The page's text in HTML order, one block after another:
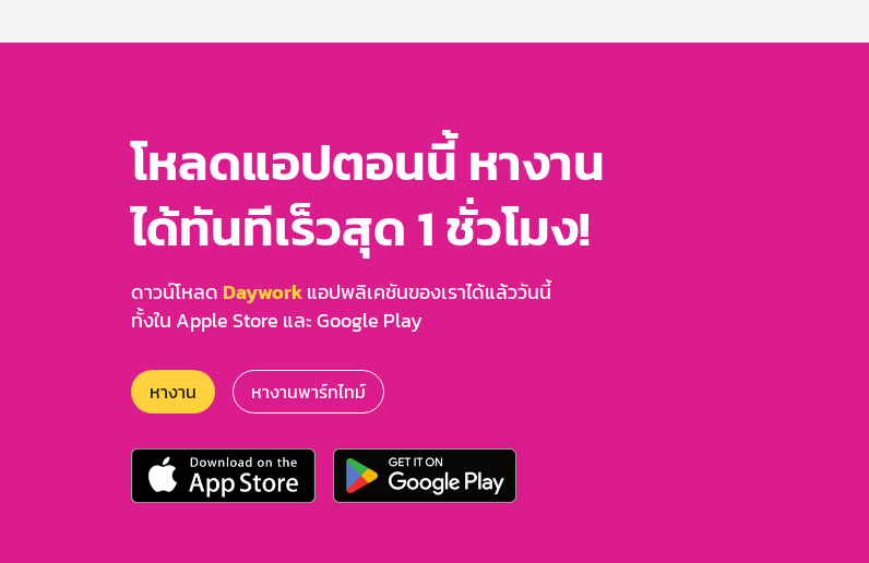
โหลดแอปตอนนี้ หางาน
ได้ทันทีเร็วสุด 1 ชั่วโมง!
ดาวน์โหลด Dayworkแอปพลิเคชันของเราได้แล้ววันนี้
ทั้งใน Apple Store และ Google Play
หางาน หางานพาร์ทไทม์